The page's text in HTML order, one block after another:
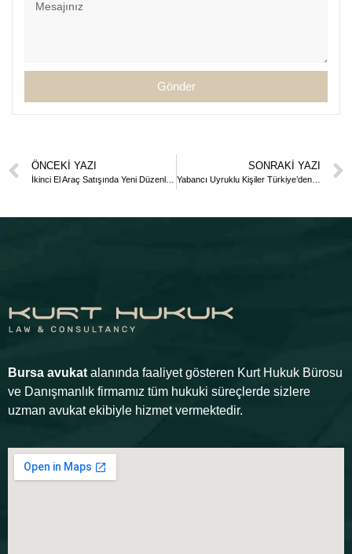
Gönder
ÖNCEKI YAZI SONRAKI YAZI
Yabancı Uyruklu Kişiler Türkiye’den Nasıl Taşınmaz(Ev-Arsa) Satın Alabilir?
Bursa avukat alanında faaliyet gösteren Kurt Hukuk Bürosu
ve Danışmanlık firmamız tüm hukuki süreçlerde sizlere
uzman avukat ekibiyle hizmet vermektedir.